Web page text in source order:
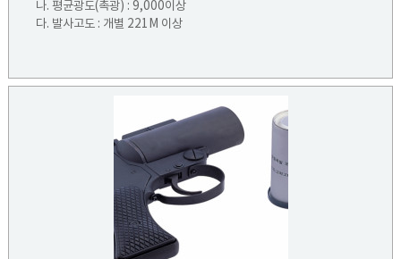
나. 평균광도(촉광) : 9,000이상
다. 발사고도 : 개별 221M 이상